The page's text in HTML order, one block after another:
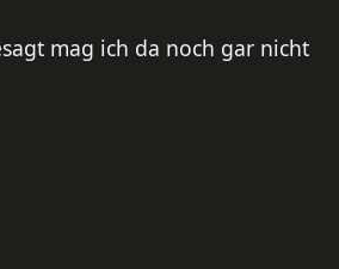
mag ich da noch gar nicht